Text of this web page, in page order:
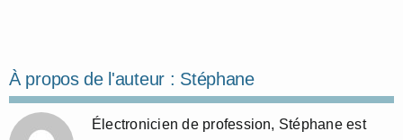
À propos de l'auteur : Stéphane
Électronicien de profession, Stéphane est